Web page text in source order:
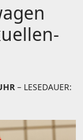
– LESEDAUER: